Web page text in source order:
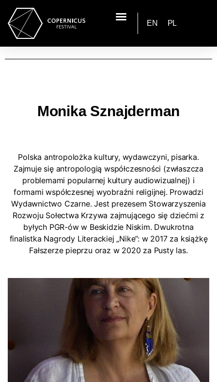
EN PL
Monika Sznajderman
Polska antropolożka kultury, wydawczyni, pisarka.
Zajmuje się antropologią współczesności (zwłaszcza
problemami popularnej kultury audiowizualnej) i
formami współczesnej wyobraźni religijnej. Prowadzi
Wydawnictwo Czarne. Jest prezesem Stowarzyszenia
Rozwoju Sołectwa Krzywa zajmującego się dziećmi z
byłych PGR-ów w Beskidzie Niskim. Dwukrotna
finalistka Nagrody Literackiej „Nike”: w 2017 za książkę
Fałszerze pieprzu oraz w 2020 za Pusty las.